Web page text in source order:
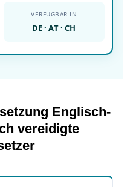
VERFÜGBAR IN
DE · AT · CH
Englisch-
vereidigte